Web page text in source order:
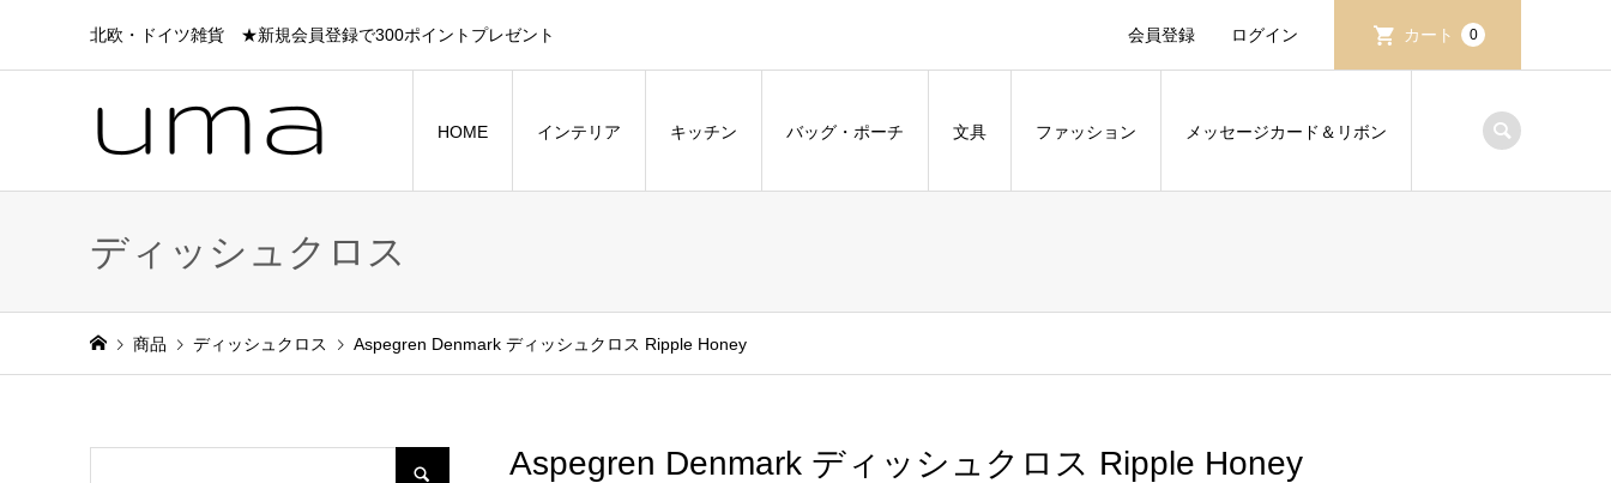
北欧・ドイツ雑貨 ★新規会員登録で300ポイントプレゼント 会員登録 ログイン カート 0
HOME インテリア キッチン バッグ・ポーチ 文具 ファッション メッセージカード＆リボン
ディッシュクロス
商品 ディッシュクロス Aspegren Denmark ディッシュクロス Ripple Honey
Aspegren Denmark ディッシュクロス Ripple Honey